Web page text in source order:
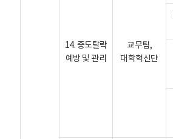
14. 중도탈락
예방 및 관리
교무팀,
대학혁신단